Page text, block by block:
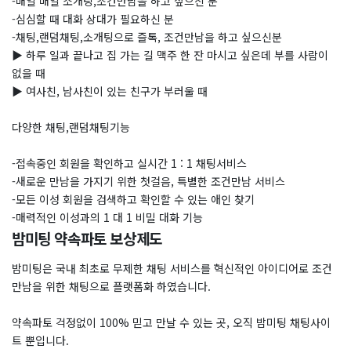
-심심할 때 대화 상대가 필요하신 분
-채팅,랜덤채팅,소개팅으로 즐톡, 조건만남을 하고 싶으신분
▶ 하루 일과 끝나고 집 가는 길 맥주 한 잔 마시고 싶은데 부를 사람이
없을 때
▶ 여사친, 남사친이 있는 친구가 부러울 때
다양한 채팅,랜덤채팅기능
-접속중인 회원을 확인하고 실시간 1 : 1 채팅서비스
-새로운 만남을 가지기 위한 첫걸음, 특별한 조건만남 서비스
-모든 이성 회원을 검색하고 확인할 수 있는 애인 찾기
-매력적인 이성과의 1 대 1 비밀 대화 기능
밤미팅 약속파토 보상제도
밤미팅은 국내 최초로 무제한 채팅 서비스를 혁신적인 아이디어로 조건
만남을 위한 채팅으로 플랫폼화 하였습니다.
약속파토 걱정없이 100% 믿고 만날 수 있는 곳, 오직 밤미팅 채팅사이
트 뿐입니다.